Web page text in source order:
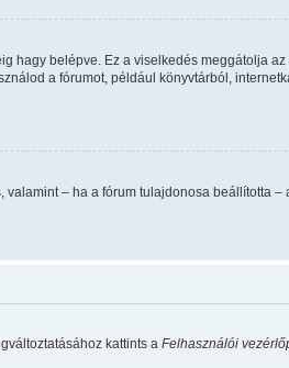
hagy belépve. Ez a viselkedés meggátolja
a fórumot, például könyvtárból,
– ha a fórum tulajdonosa beállította
kattints a Felhasználói